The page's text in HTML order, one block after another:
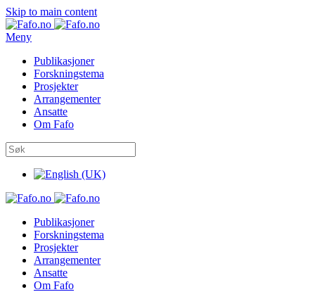
Skip to main content
Meny
Publikasjoner
Forskningstema
Prosjekter
Arrangementer
Ansatte
Om Fafo
Publikasjoner
Forskningstema
Prosjekter
Arrangementer
Ansatte
Om Fafo